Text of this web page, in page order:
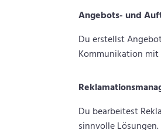
Angebots- und
Du erstellst
Kommunikation
Du bearbeitest
sinnvolle Lösungen.